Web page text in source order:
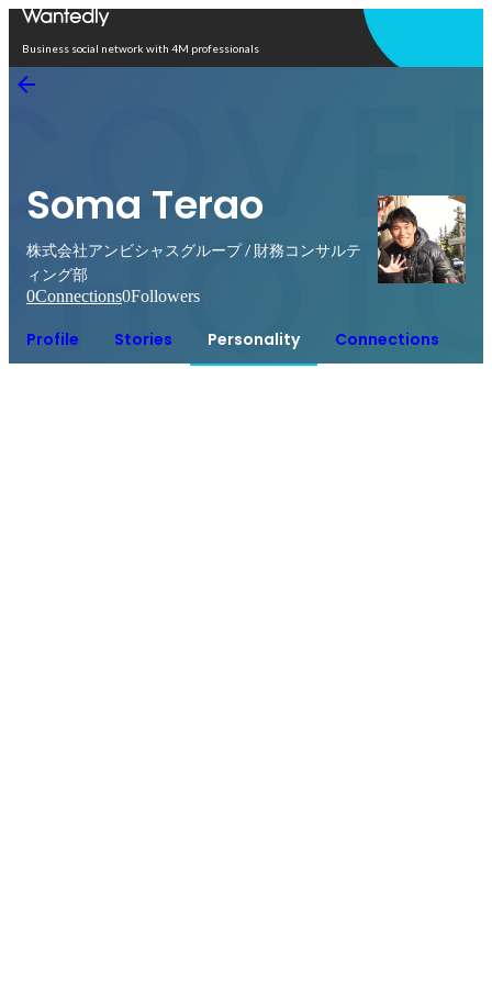
Business social network with 4M professionals
Soma Terao
株式会社アンビシャスグループ / 財務コンサルテ
ィング部
0Connections0Followers
Profile Stories Personality Connections